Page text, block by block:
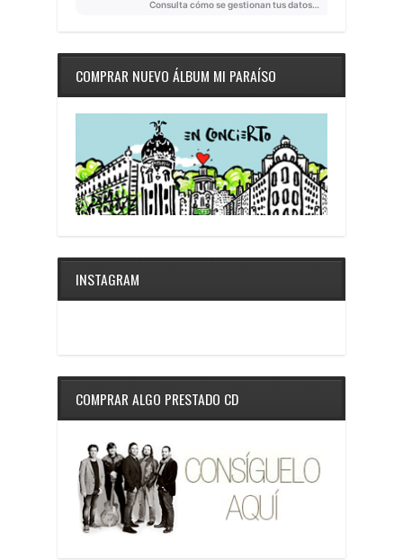
COMPRAR NUEVO ÁLBUM MI PARAÍSO
INSTAGRAM
COMPRAR ALGO PRESTADO CD